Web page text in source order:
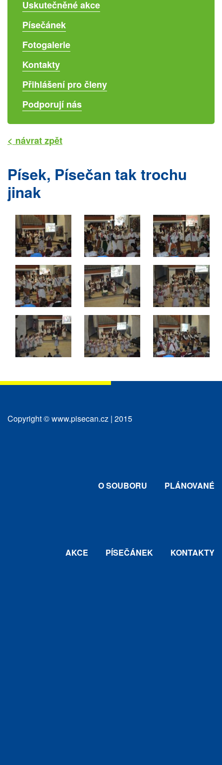
Uskutečněné akce
Písečánek
Fotogalerie
Kontakty
Přihlášení pro členy
Podporují nás
< návrat zpět
Písek, Písečan tak trochu
jinak
Copyright © www.pisecan.cz | 2015
O SOUBORU PLÁNOVANÉ
AKCE PÍSEČÁNEK KONTAKTY